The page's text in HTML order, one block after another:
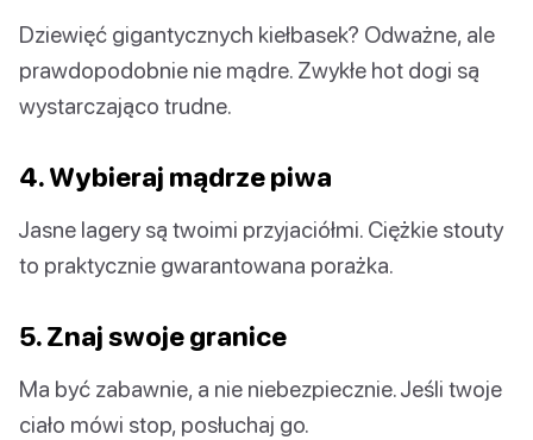
Dziewięć gigantycznych kiełbasek? Odważne, ale
prawdopodobnie nie mądre. Zwykłe hot dogi są
wystarczająco trudne.
4. Wybieraj mądrze piwa
Jasne lagery są twoimi przyjaciółmi. Ciężkie stouty
to praktycznie gwarantowana porażka.
5. Znaj swoje granice
Ma być zabawnie, a nie niebezpiecznie. Jeśli twoje
ciało mówi stop, posłuchaj go.